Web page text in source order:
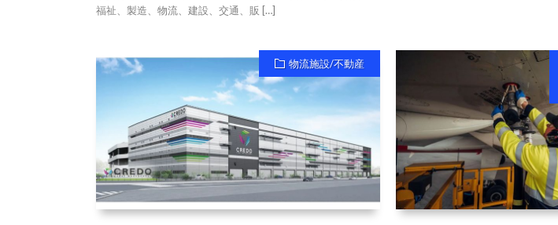
福祉、製造、物流、建設、交通、販 […]
物流施設/不動産